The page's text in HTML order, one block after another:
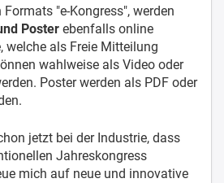
"e-Kongress", werden
Poster ebenfalls online
welche als Freie Mitteilung
wahlweise als Video oder
Poster werden als PDF oder
jetzt bei der Industrie, dass
Jahreskongress
mich auf neue und innovative